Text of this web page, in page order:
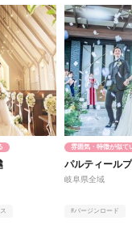
雰囲気・特徴が似て
パルティール
岐阜県全域
#バージンロード